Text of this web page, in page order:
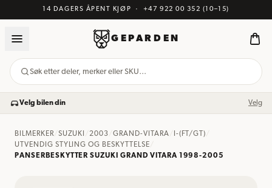
14 DAGERS ÅPENT KJØP · +47 922 00 352 (10–15)
GEPARDEN
Søk etter deler, merker eller SKU…
Velg bilen din Velg
BILMERKER/ SUZUKI /2003 /GRAND-VITARA I-(FT/GT)
UTVENDIG STYLING OG BESKYTTELSE
PANSERBESKYTTER SUZUKI GRAND VITARA 1998-2005